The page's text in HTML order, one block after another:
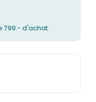
799.- d'achat.